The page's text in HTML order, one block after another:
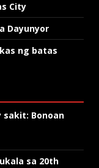
City
Dayunyor
ng batas
sakit: Bonoan
sa 20th